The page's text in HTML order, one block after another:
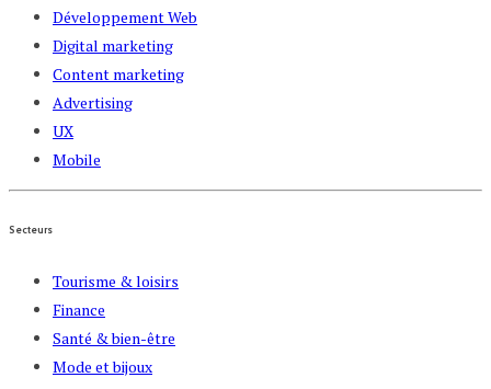
Développement Web
Digital marketing
Content marketing
Advertising
UX
Mobile
Secteurs
Tourisme & loisirs
Finance
Santé & bien-être
Mode et bijoux